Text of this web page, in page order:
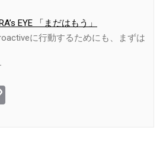
EYE 「まだはもう」
に行動するためにも、まずは